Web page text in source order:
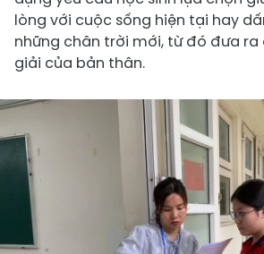
lòng với cuộc sống hiện tại hay
những chân trời mới, từ đó đưa
giải của bản thân.